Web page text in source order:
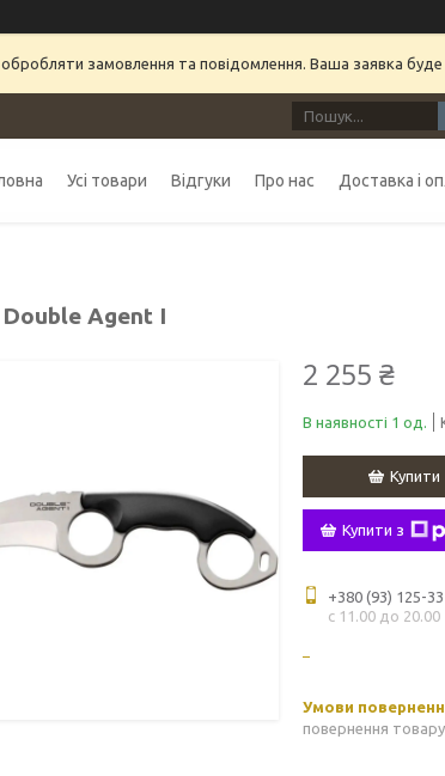
замовлення та повідомлення. Ваша заявка
Усі товари Відгуки Про нас Доставка і
Agent I
2 255 ₴
В наявності 1 од.
Купити
Купити з
+380 (93) 125-
с 11.00 до 20.00
повернення